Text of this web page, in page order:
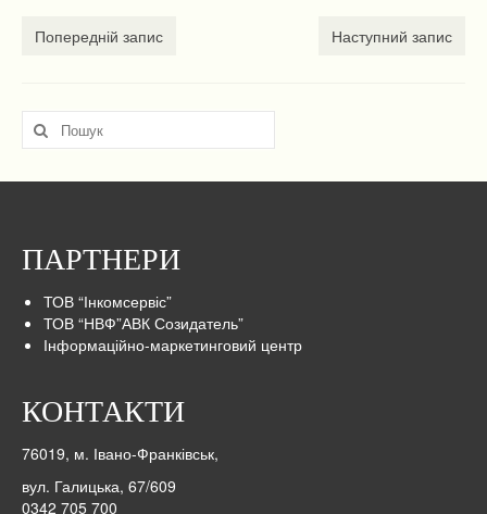
Попередній запис Наступний запис
Пошук
для:
ПАРТНЕРИ
ТОВ “Інкомсервіс”
ТОВ “НВФ”АВК Созидатель”
Інформаційно-маркетинговий центр
КОНТАКТИ
76019, м. Івано-Франківськ,
вул. Галицька, 67/609
0342 705 700